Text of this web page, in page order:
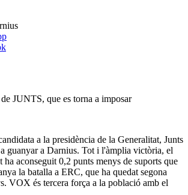
JUNTS, que es torna a imposar
a la presidència de la Generalitat, Junts
guanyar a Darnius. Tot i l'àmplia victòria, el
ha aconseguit 0,2 punts menys de suports que
la batalla a ERC, que ha quedat segona
VOX és tercera força a la població amb el